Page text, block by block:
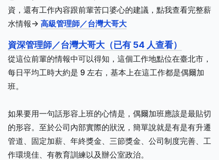
資，還有工作內容跟前輩苦口婆心的建議，點我查看完整薪
水情報-> 高級管理師／台灣大哥大
資深管理師／台灣大哥大（已有 54 人查看）
從這位前輩的情報中可以得知，這個工作地點位在臺北市，
每日平均工時大約是 9 左右，基本上在這工作都是偶爾加
班。
如果要用一句話形容上班的心情是，偶爾加班應該是最貼切
的形容。至於公司內部實際的狀況，簡單說就是有是有升遷
管道、固定加薪、年終獎金、三節獎金、公司制度完善、工
作環境佳、有教育訓練以及辦公室政治。